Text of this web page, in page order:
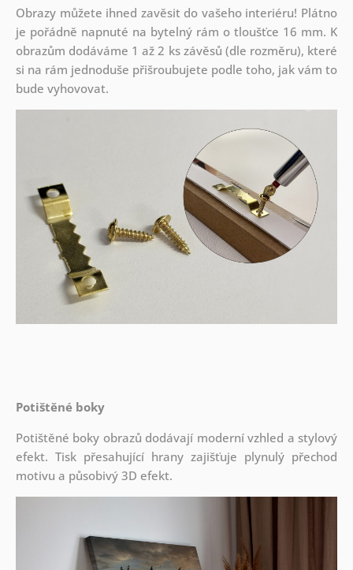
Obrazy můžete ihned zavěsit do vašeho interiéru! Plátno
je pořádně napnuté na bytelný rám o tloušťce 16 mm. K
obrazům dodáváme 1 až 2 ks závěsů (dle rozměru), které
si na rám jednoduše přišroubujete podle toho, jak vám to
bude vyhovovat.
Potištěné boky
Potištěné boky obrazů dodávají moderní vzhled a stylový
efekt. Tisk přesahující hrany zajišťuje plynulý přechod
motivu a působivý 3D efekt.